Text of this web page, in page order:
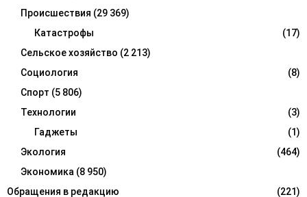
Происшествия (29 369)
Катастрофы
(17)
Сельское хозяйство (2 213)
Социология
(8)
Спорт (5 806)
Технологии
(3)
Гаджеты
(1)
Экология
(464)
Экономика (8 950)
Обращения в редакцию
(221)